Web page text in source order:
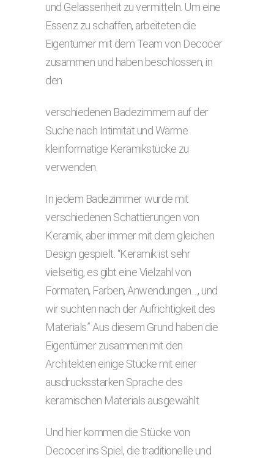
und Gelassenheit zu vermitteln. Um eine
Essenz zu schaffen, arbeiteten die
Eigentümer mit dem Team von Decocer
zusammen und haben beschlossen, in
den
verschiedenen Badezimmern auf der
Suche nach Intimität und Wärme
kleinformatige Keramikstücke zu
verwenden.
In jedem Badezimmer wurde mit
verschiedenen Schattierungen von
Keramik, aber immer mit dem gleichen
Design gespielt. “Keramik ist sehr
vielseitig, es gibt eine Vielzahl von
Formaten, Farben, Anwendungen…, und
wir suchten nach der Aufrichtigkeit des
Materials.” Aus diesem Grund haben die
Eigentümer zusammen mit den
Architekten einige Stücke mit einer
ausdrucksstarken Sprache des
keramischen Materials ausgewählt.
Und hier kommen die Stücke von
Decocer ins Spiel, die traditionelle und